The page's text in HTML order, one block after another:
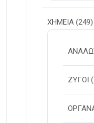
ΧΗΜΕΙΑ (249)
ΖΥΓΟΙ